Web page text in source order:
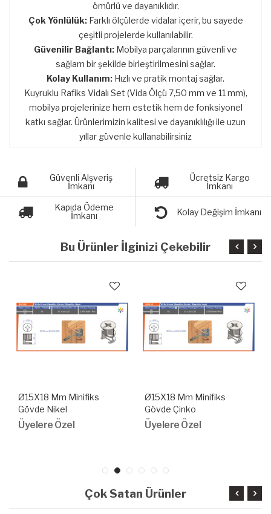
ömürlü ve dayanıklıdır.
Çok Yönlülük:Farklı ölçülerde vidalar içerir, bu sayede
çeşitli projelerde kullanılabilir.
Güvenilir Bağlantı: Mobilya parçalarının güvenli ve
sağlam bir şekilde birleştirilmesini sağlar.
Kolay Kullanım: Hızlı ve pratik montaj sağlar.
Kuyruklu Rafiks Vidalı Set (Vida Ölçü 7,50 mm ve 11 mm),
mobilya projelerinize hem estetik hem de fonksiyonel
katkı sağlar. Ürünlerimizin kalitesi ve dayanıklılığı ile uzun
yıllar güvenle kullanabilirsiniz
Güvenli Alşveriş
İmkanı
Ücretsiz Kargo
İmkanı
Kapıda Ödeme
İmkanı
Kolay Değişim İmkanı
Bu Ürünler İlginizi Çekebilir
Ø15X18 Mm Minifiks
Gövde Nikel
Üyelere Özel
Ø15X18 Mm Minifiks
Gövde Çinko
Üyelere Özel
Çok Satan Ürünler